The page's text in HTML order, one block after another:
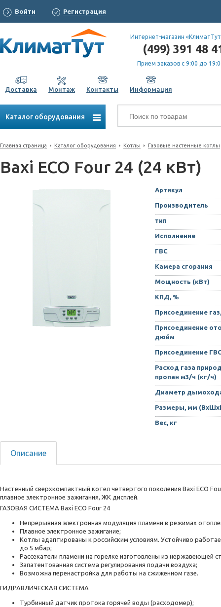
Войти Регистрация
Интернет-магазин
(499) 391 48
Прием заказов с 9:00 до
Доставка Монтаж Контакты Информация
Каталог оборудования
Главная страница Каталог оборудования Котлы Газовые настенные котлы
Baxi ECO Four 24 (24 кВт)
Артикул
Производитель
тип
Исполнение
ГВС
Камера сгорания
Мощность (кВт)
КПД, %
Присоединение
Присоединение
дюйм
Присоединение
Расход газа
пропан м3/ч (кг/ч)
Диаметр
Размеры, мм
Вес, кг
Описание
Настенный сверхкомпактный котел четвертого поколения Baxi ECO
плавное электронное зажигания, ЖК дисплей.
ГАЗОВАЯ СИСТЕМА Baxi ECO Four 24
Непрерывная электронная модуляция пламени в режимах
Плавное электронное зажигание;
Котлы адаптированы к российским условиям. Устойчиво
до 5 мбар;
Рассекатели пламени на горелке изготовлены из нержавеющей
Запатентованная система регулирования подачи воздуха;
Возможна перенастройка для работы на сжиженном газе.
ГИДРАВЛИЧЕСКАЯ СИСТЕМА
Турбинный датчик протока горячей воды (расходомер);